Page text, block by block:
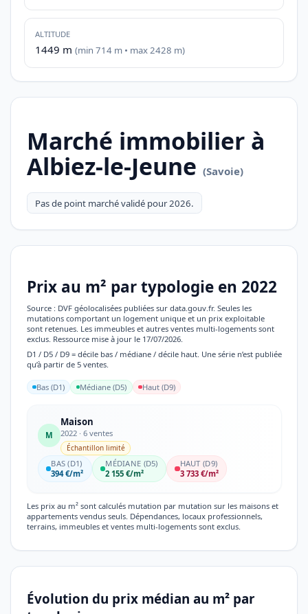
ALTITUDE
1449 m (min 714 m • max 2428 m)
Marché immobilier à
Albiez-le-Jeune (Savoie)
Pas de point marché validé pour 2026.
Prix au m² par typologie en 2022
Source : DVF géolocalisées publiées sur data.gouv.fr. Seules les
mutations comportant un logement unique et un prix exploitable
sont retenues. Les immeubles et autres ventes multi-logements sont
exclus. Ressource mise à jour le 17/07/2026.
D1 / D5 / D9 = décile bas / médiane / décile haut. Une série n’est publiée
qu’à partir de 5 ventes.
Bas (D1) Médiane (D5) Haut (D9)
M
Maison
2022 · 6 ventes
Échantillon limité
BAS (D1)
394 €/m²
MÉDIANE (D5)
2 155 €/m²
HAUT (D9)
3 733 €/m²
Les prix au m² sont calculés mutation par mutation sur les maisons et
appartements vendus seuls. Dépendances, locaux professionnels,
terrains, immeubles et ventes multi-logements sont exclus.
Évolution du prix médian au m² par